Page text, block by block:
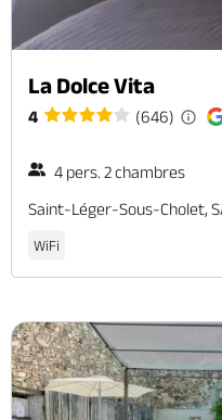
La Dolce Vita
4 (646)
4 pers. 2 chambres
Saint-Léger-Sous-Cholet,
WiFi